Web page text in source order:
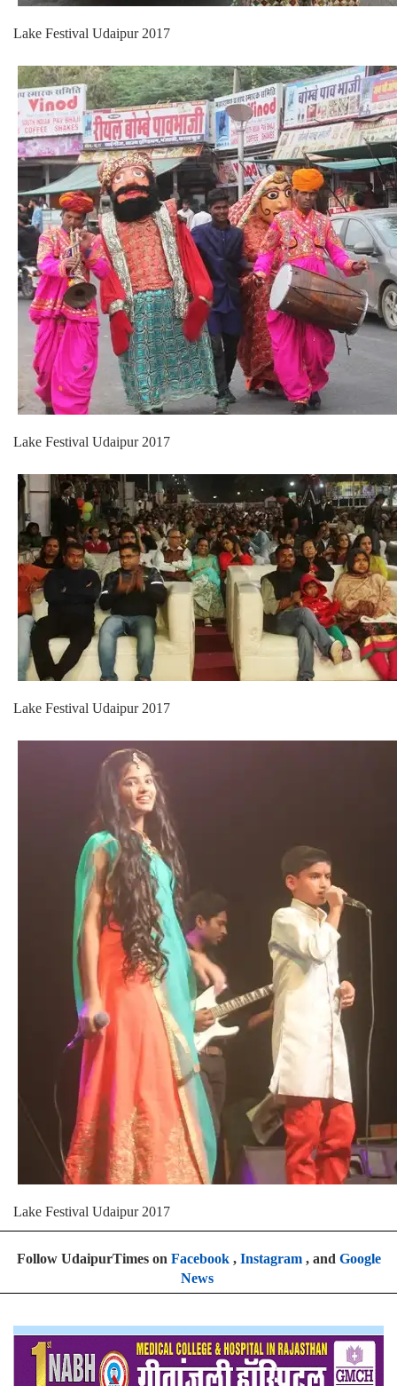
Lake Festival Udaipur 2017
Lake Festival Udaipur 2017
Lake Festival Udaipur 2017
Lake Festival Udaipur 2017
Follow UdaipurTimes on Facebook, Instagram, and Google
News